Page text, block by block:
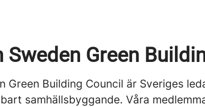
Sweden Green
Green Building Council är Sveriges
samhällsbyggande. Våra